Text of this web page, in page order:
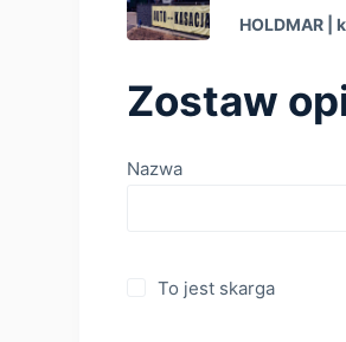
HOLDMAR |
Zostaw
Nazwa
To jest skarga